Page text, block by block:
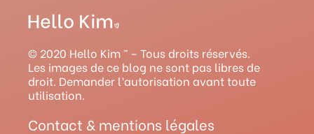
t
a
g
r
a
m
t
u
b
e
r
e
s
o
o
k
y
© 2020 Hello Kim ™ – Tous droits réservés.
Les images de ce blog ne sont pas libres de
droit. Demander l’autorisation avant toute
utilisation.
Contact & mentions légales